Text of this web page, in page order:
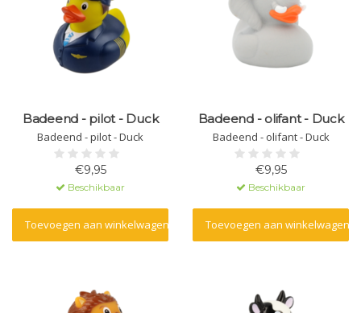
Badeend - pilot - Duck
Badeend - pilot - Duck
€9,95
Beschikbaar
Toevoegen aan winkelwagen
Badeend - olifant - Duck
Badeend - olifant - Duck
€9,95
Beschikbaar
Toevoegen aan winkelwagen